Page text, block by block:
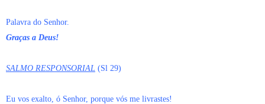
Palavra do Senhor.
Graças a Deus!
SALMO RESPONSORIAL (Sl 29)
Eu vos exalto, ó Senhor, porque vós me livrastes!